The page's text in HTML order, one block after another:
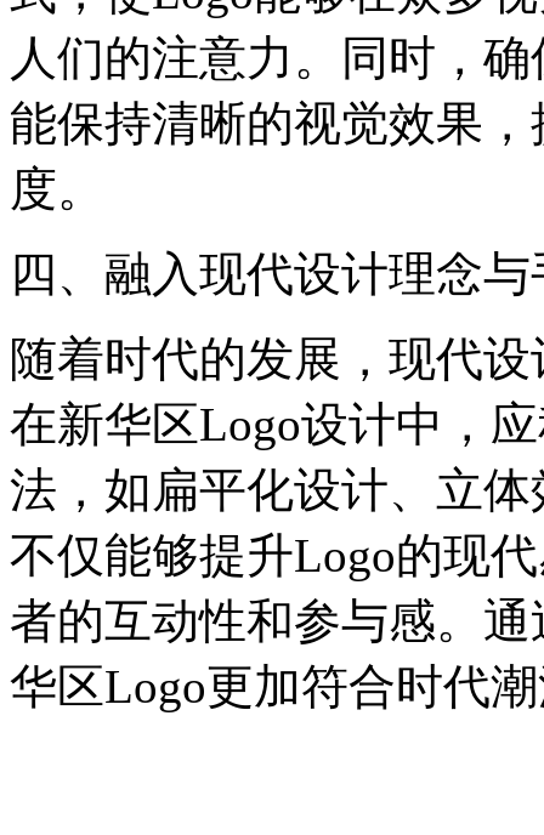
人们的注意力。同时，
能保持清晰的视觉效果
度。
四、融入现代设计理念与
随着时代的发展，现代
在新华区Logo设计中，
法，如扁平化设计、立
不仅能够提升Logo的现
者的互动性和参与感。
华区Logo更加符合时代